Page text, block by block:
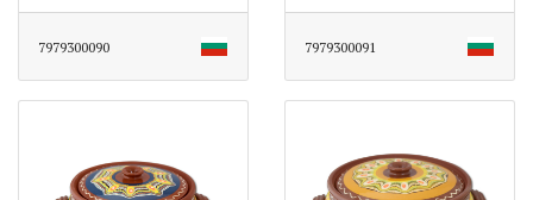
7979300090 7979300091